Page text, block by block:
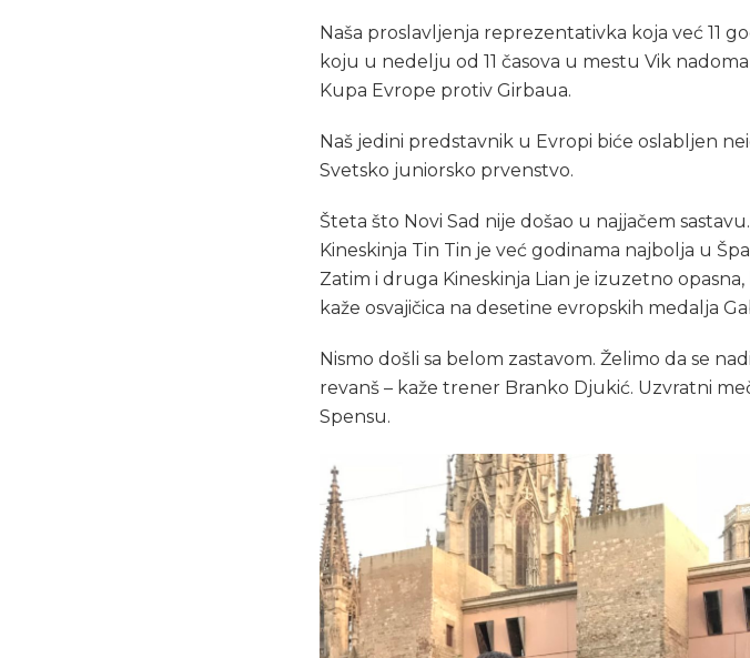
Naša proslavljenja reprezentativka koja već 11
koju u nedelju od 11 časova u mestu Vik
Kupa Evrope protiv Girbaua.
Naš jedini predstavnik u Evropi biće oslabljen
Svetsko juniorsko prvenstvo.
Šteta što Novi Sad nije došao u najjačem
Kineskinja Tin Tin je već godinama najbolja u
Zatim i druga Kineskinja Lian je izuzetno
kaže osvajičica na desetine evropskih medalja
Nismo došli sa belom zastavom. Želimo da se
revanš – kaže trener Branko Djukić. Uzvratni
Spensu.